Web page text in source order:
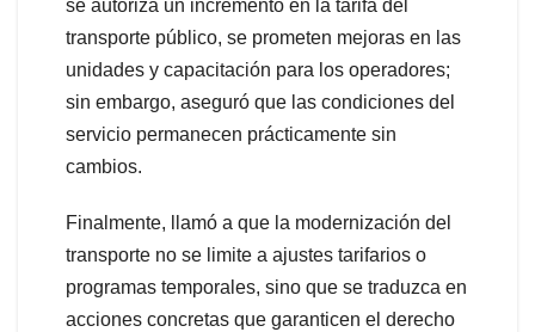
se autoriza un incremento en la tarifa del
transporte público, se prometen mejoras en las
unidades y capacitación para los operadores;
sin embargo, aseguró que las condiciones del
servicio permanecen prácticamente sin
cambios.
Finalmente, llamó a que la modernización del
transporte no se limite a ajustes tarifarios o
programas temporales, sino que se traduzca en
acciones concretas que garanticen el derecho